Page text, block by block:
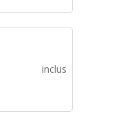
inclus